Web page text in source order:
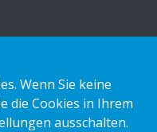
Wenn Sie keine
die Cookies in Ihrem
ausschalten.